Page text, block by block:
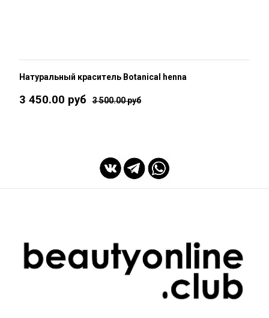
Натуральный краситель Botanical henna
3 450.00 руб 3 500.00 руб